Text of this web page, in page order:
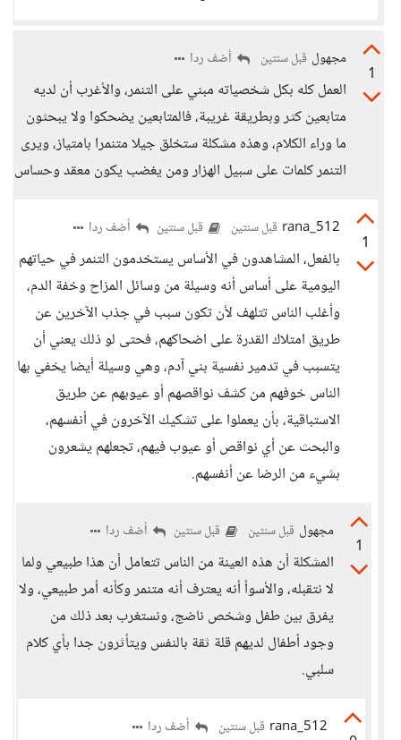
1
مجهول قبل سنتين أضف ردا
العمل كله بكل شخصياته مبني على التنمر، والأغرب أن لديه
متابعين كثر وبطريقة غريبة، فالمتابعين يضحكوا ولا يبحثون
ما وراء الكلام، وهذه مشكلة ستخلق جيلا متنمرا بامتياز، ويرى
التنمر كلمات على سبيل الهزار ومن يغضب يكون معقد وحساس
1
rana_512 قبل سنتين قبل سنتين أضف ردا
بالفعل، المشاهدون في الأساس يستخدمون التنمر في حياتهم
اليومية على أساس أنه وسيلة من وسائل المزاح وخفة الدم،
وأغلب الناس تتلهف لأن تكون سبب في جذب الآخرين عن
طريق امتلاك القدرة على اضحاكهم، فحتى لو ذلك يعني أن
يتسبب في تدمير نفسية بني آدم، وهي وسيلة أيضا يخفي بها
الناس خوفهم من كشف نواقصهم أو عيوبهم عن طريق
الاستباقية، بأن يعملوا على تشكيك الآخرون في أنفسهم،
والبحث عن أي نواقص أو عيوب فيهم، تجعلهم يشعرون
بشيء من الرضا عن أنفسهم.
1
مجهول قبل سنتين قبل سنتين أضف ردا
المشكلة أن هذه العينة من الناس تتعامل أن هذا طبيعي ولما
لا نتقبله، والأسوأ أنه يعترف أنه متنمر وكأنه أمر طبيعي، ولا
يفرق بين طفل وشخص ناضج، ونستغرب بعد ذلك من
وجود أطفال لديهم قلة ثقة بالنفس ويتأثرون جدا بأي كلام
سلبي.
rana_512 قبل سنتين أضف ردا